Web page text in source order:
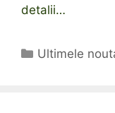
detalii…
Categorii
Ultimele